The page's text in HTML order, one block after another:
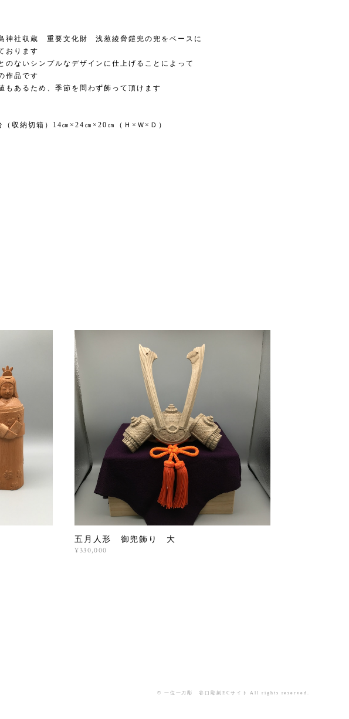
神社収蔵 重要文化財 浅葱綾脅鎧兜の兜をベースに
おります
のないシンプルなデザインに仕上げることによって
作品です
もあるため、季節を問わず飾って頂けます
納切箱）14㎝×24㎝×20㎝（Ｈ×Ｗ×Ｄ）
五月人形 御兜飾り 大
¥330,000
© 一位一刀彫 谷口彫刻ECサイト All rights reserved.